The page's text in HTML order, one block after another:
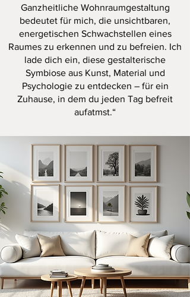
Ganzheitliche Wohnraumgestaltung
bedeutet für mich, die unsichtbaren,
energetischen Schwachstellen eines
Raumes zu erkennen und zu befreien. Ich
lade dich ein, diese gestalterische
Symbiose aus Kunst, Material und
Psychologie zu entdecken – für ein
Zuhause, in dem du jeden Tag befreit
aufatmst.“